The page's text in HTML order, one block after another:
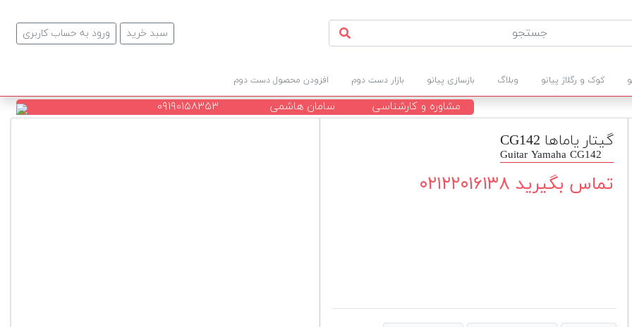
ورود به حساب کاربری سبد خرید
کوک و رگلاژ پیانو وبلاگ بازسازی پیانو بازار دست دوم افزودن محصول دست دوم
مشاوره و کارشناسی سامان هاشمی ۰۹۱۹۰۱۵۸۳۵۳
گیتار یاماها CG142
Guitar Yamaha CG142
تماس بگیرید ۰۲۱۲۲۰۱۶۱۳۸